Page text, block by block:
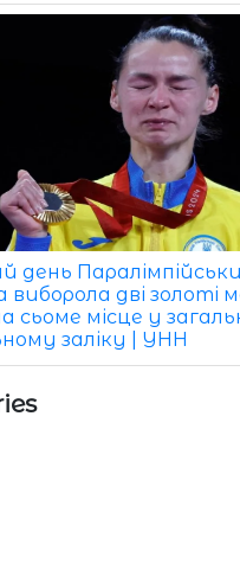
день
виборола дві золоті
сьоме місце у
заліку | УНН